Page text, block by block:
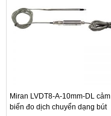
Miran LVDT8-A-10mm-DL cảm
biến đo dịch chuyển dạng bút